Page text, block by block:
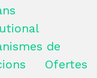
de
Ofertes